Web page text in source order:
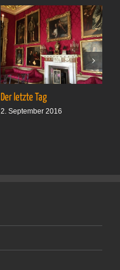
Der letzte Tag
2. September 2016